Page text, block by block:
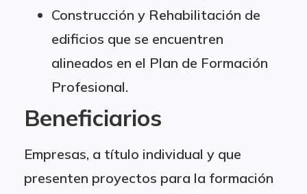
Construcción y Rehabilitación de
edificios que se encuentren
alineados en el Plan de Formación
Profesional.
Beneficiarios
Empresas, a título individual y que
presenten proyectos para la formación